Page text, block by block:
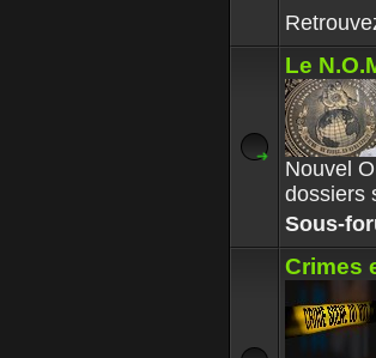
Le
Nouvel
dossiers
Sous-
Crimes